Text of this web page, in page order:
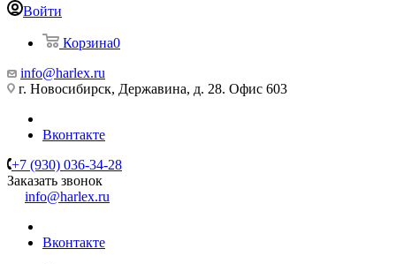
Войти
Корзина0
info@harlex.ru
г. Новосибирск, Державина, д. 28. Офис 603
Вконтакте
+7 (930) 036-34-28
Заказать звонок
info@harlex.ru
Вконтакте